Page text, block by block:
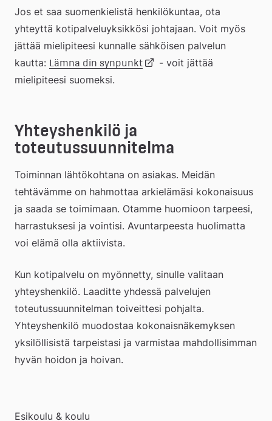
Jos et saa suomenkielistä henkilökuntaa, ota
yhteyttä kotipalveluyksikkösi johtajaan. Voit myös
jättää mielipiteesi kunnalle sähköisen palvelun
kautta: Lämna din synpunkt Länk - voit jättää
mielipiteesi suomeksi.
Yhteyshenkilö ja
toteutussuunnitelma
Toiminnan lähtökohtana on asiakas. Meidän
tehtävämme on hahmottaa arkielämäsi kokonaisuus
ja saada se toimimaan. Otamme huomioon tarpeesi,
harrastuksesi ja vointisi. Avuntarpeesta huolimatta
voi elämä olla aktiivista.
Kun kotipalvelu on myönnetty, sinulle valitaan
yhteyshenkilö. Laaditte yhdessä palvelujen
toteutussuunnitelman toiveittesi pohjalta.
Yhteyshenkilö muodostaa kokonaisnäkemyksen
yksilöllisistä tarpeistasi ja varmistaa mahdollisimman
hyvän hoidon ja hoivan.
Esikoulu & koulu